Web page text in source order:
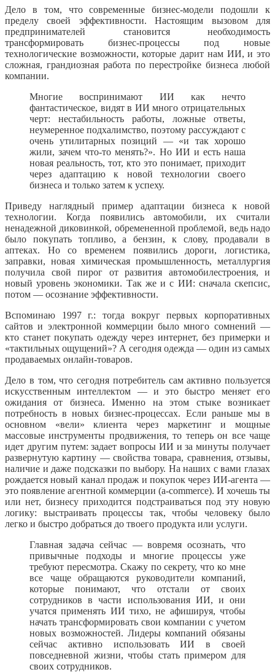
Дело в том, что современные бизнес-модели подошли к
пределу своей эффективности. Настоящим вызовом для
предпринимателей становится необходимость
трансформировать бизнес-процессы под новые
технологические возможности, которые дарит нам ИИ, и это
сложная, грандиозная работа по перестройке бизнеса любой
компании.
Многие воспринимают ИИ как нечто
фантастическое, видят в ИИ много отрицательных
черт: нестабильность работы, ложные ответы,
неумеренное подхалимство, поэтому рассуждают с
очень утилитарных позиций — «и так хорошо
жили, зачем что-то менять?». Но ИИ и есть наша
новая реальность, тот, кто это понимает, приходит
через адаптацию к новой технологии своего
бизнеса и только затем к успеху.
Приведу наглядный пример адаптации бизнеса к новой
технологии. Когда появились автомобили, их считали
ненадежной диковинкой, обремененной проблемой, ведь надо
было покупать топливо, а бензин, к слову, продавали в
аптеках. Но со временем появились дороги, логистика,
заправки, новая химическая промышленность, металлургия
получила свой пирог от развития автомобилестроения, и
новый уровень экономики. Так же и с ИИ: сначала скепсис,
потом — осознание эффективности.
Вспоминаю 1997 г.: тогда вокруг первых корпоративных
сайтов и электронной коммерции было много сомнений —
кто станет покупать одежду через интернет, без примерки и
«тактильных ощущений»? А сегодня одежда — один из самых
продаваемых онлайн-товаров.
Дело в том, что сегодня потребитель сам активно пользуется
искусственным интеллектом — и это быстро меняет его
ожидания от бизнеса. Именно на этом стыке возникает
потребность в новых бизнес-процессах. Если раньше мы в
основном «вели» клиента через маркетинг и мощные
массовые инструменты продвижения, то теперь он все чаще
идет другим путем: задает вопросы ИИ и за минуты получает
развернутую картину — свойства товара, сравнения, отзывы,
наличие и даже подсказки по выбору. На наших с вами глазах
рождается новый канал продаж и покупок через ИИ-агента —
это появление агентной коммерции (a-commerce). И хочешь ты
или нет, бизнесу приходится подстраиваться под эту новую
логику: выстраивать процессы так, чтобы человеку было
легко и быстро добраться до твоего продукта или услуги.
Главная задача сейчас — вовремя осознать, что
привычные подходы и многие процессы уже
требуют пересмотра. Скажу по секрету, что ко мне
все чаще обращаются руководители компаний,
которые понимают, что отстали от своих
сотрудников в части использования ИИ, и они
учатся применять ИИ тихо, не афишируя, чтобы
начать трансформировать свои компании с учетом
новых возможностей. Лидеры компаний обязаны
сейчас активно использовать ИИ в своей
повседневной жизни, чтобы стать примером для
своих сотрудников.